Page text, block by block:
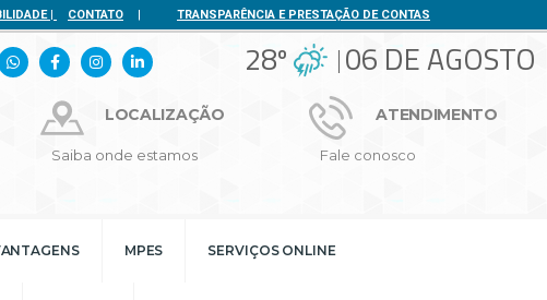
| CONTATO | TRANSPARÊNCIA E PRESTAÇÃO DE CONTAS
28º 06 DE AGOSTO
LOCALIZAÇÃO
Saiba onde estamos
ATENDIMENTO
Fale conosco
MPES SERVIÇOS ONLINE